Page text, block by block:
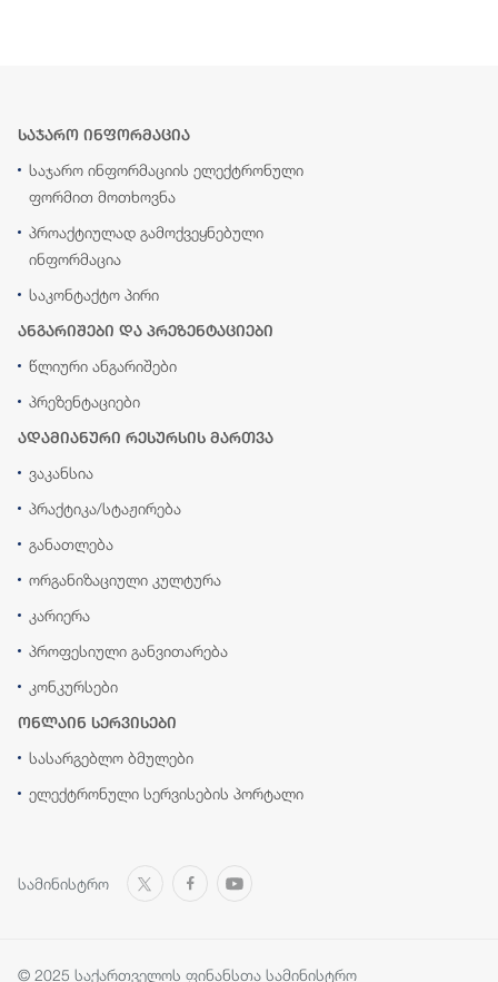
საჯარო ინფორმაცია
საჯარო ინფორმაციის ელექტრონული
ფორმით მოთხოვნა
პროაქტიულად გამოქვეყნებული
ინფორმაცია
საკონტაქტო პირი
ანგარიშები და პრეზენტაციები
წლიური ანგარიშები
პრეზენტაციები
ადამიანური რესურსის მართვა
ვაკანსია
პრაქტიკა/სტაჟირება
განათლება
ორგანიზაციული კულტურა
კარიერა
პროფესიული განვითარება
კონკურსები
ონლაინ სერვისები
სასარგებლო ბმულები
ელექტრონული სერვისების პორტალი
სამინისტრო
© 2025 საქართველოს ფინანსთა სამინისტრო